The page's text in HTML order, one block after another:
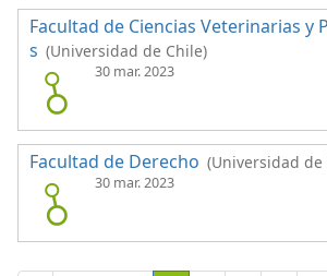
Facultad de Ciencias Veterinarias y
s (Universidad de Chile)
30 mar. 2023
Facultad de Derecho (Universidad de
30 mar. 2023